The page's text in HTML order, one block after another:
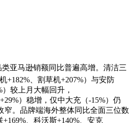
类亚马逊销额同比普遍高增。清洁三
+182%、割草机+207%）与安防
）较上月大幅回升，
）稳增，仅中大充（-15%）仍
窄。品牌端海外整体同比全面三位数
、科沃斯+140%、安克